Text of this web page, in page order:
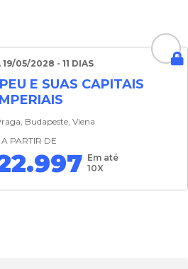
05/2028 - 11 DIAS
E SUAS CAPITAIS
Budapeste, Viena
A PARTIR DE
Em até
10X